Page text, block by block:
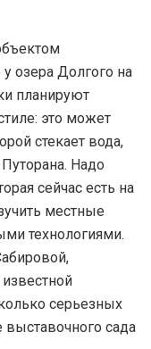
озера Долгого на
планируют
это может
стекает вода,
Надо
сейчас есть на
местные
технологиями.
серьезных
сада